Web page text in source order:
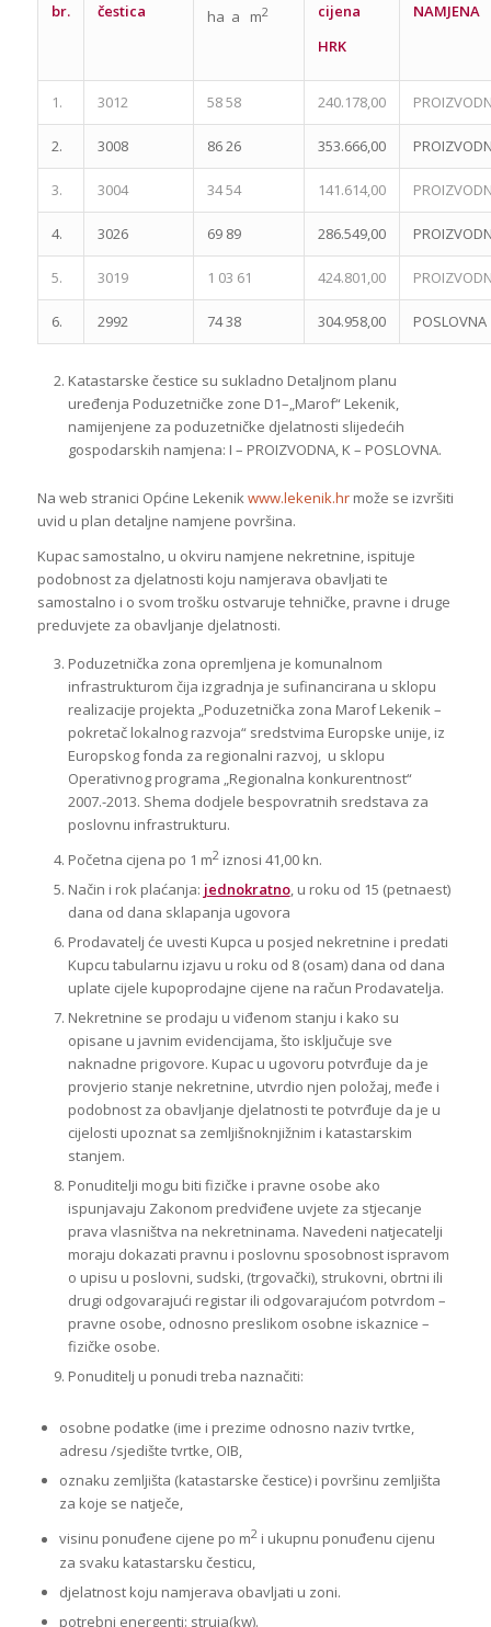
br.
čestica
ha a m2
cijena
HRK
NAMJENA
1. 3012 58 58 240.178,00
2. 3008 86 26 353.666,00
3. 3004 34 54 141.614,00
4. 3026 69 89 286.549,00
5. 3019 1 03 61 424.801,00
6. 2992 74 38 304.958,00 POSLOVNA
Katastarske čestice su sukladno Detaljnom planu
uređenja Poduzetničke zone D1–„Marof“ Lekenik,
namijenjene za poduzetničke djelatnosti slijedećih
gospodarskih namjena: I – PROIZVODNA, K – POSLOVNA.
Na web stranici Općine Lekenikwww.lekenik.hrmože se izvršiti
uvid u plan detaljne namjene površina.
Kupac samostalno, u okviru namjene nekretnine, ispituje
podobnost za djelatnosti koju namjerava obavljati te
samostalno i o svom trošku ostvaruje tehničke, pravne i druge
preduvjete za obavljanje djelatnosti.
Poduzetnička zona opremljena je komunalnom
infrastrukturom čija izgradnja je sufinancirana u sklopu
realizacije projekta „Poduzetnička zona Marof Lekenik –
pokretač lokalnog razvoja“ sredstvima Europske unije, iz
Europskog fonda za regionalni razvoj, u sklopu
Operativnog programa „Regionalna konkurentnost“
2007.-2013. Shema dodjele bespovratnih sredstava za
poslovnu infrastrukturu.
Početna cijena po 1 m2iznosi 41,00 kn.
Način i rok plaćanja: jednokratno, u roku od 15 (petnaest)
dana od dana sklapanja ugovora
Prodavatelj će uvesti Kupca u posjed nekretnine i predati
Kupcu tabularnu izjavu u roku od 8 (osam) dana od dana
uplate cijele kupoprodajne cijene na račun Prodavatelja.
Nekretnine se prodaju u viđenom stanju i kako su
opisane u javnim evidencijama, što isključuje sve
naknadne prigovore. Kupac u ugovoru potvrđuje da je
provjerio stanje nekretnine, utvrdio njen položaj, međe i
podobnost za obavljanje djelatnosti te potvrđuje da je u
cijelosti upoznat sa zemljišnoknjižnim i katastarskim
stanjem.
Ponuditelji mogu biti fizičke i pravne osobe ako
ispunjavaju Zakonom predviđene uvjete za stjecanje
prava vlasništva na nekretninama. Navedeni natjecatelji
moraju dokazati pravnu i poslovnu sposobnost ispravom
o upisu u poslovni, sudski, (trgovački), strukovni, obrtni ili
drugi odgovarajući registar ili odgovarajućom potvrdom –
pravne osobe, odnosno preslikom osobne iskaznice –
fizičke osobe.
Ponuditelj u ponudi treba naznačiti:
osobne podatke (ime i prezime odnosno naziv tvrtke,
adresu /sjedište tvrtke, OIB,
oznaku zemljišta (katastarske čestice) i površinu zemljišta
za koje se natječe,
visinu ponuđene cijene po m2i ukupnu ponuđenu cijenu
za svaku katastarsku česticu,
djelatnost koju namjerava obavljati u zoni.
potrebni energenti: struja(kw).